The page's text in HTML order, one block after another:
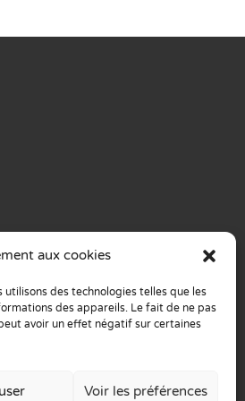
aux cookies
utilisons des technologies telles que les
des appareils. Le fait de ne pas
avoir un effet négatif sur certaines
Voir les préférences